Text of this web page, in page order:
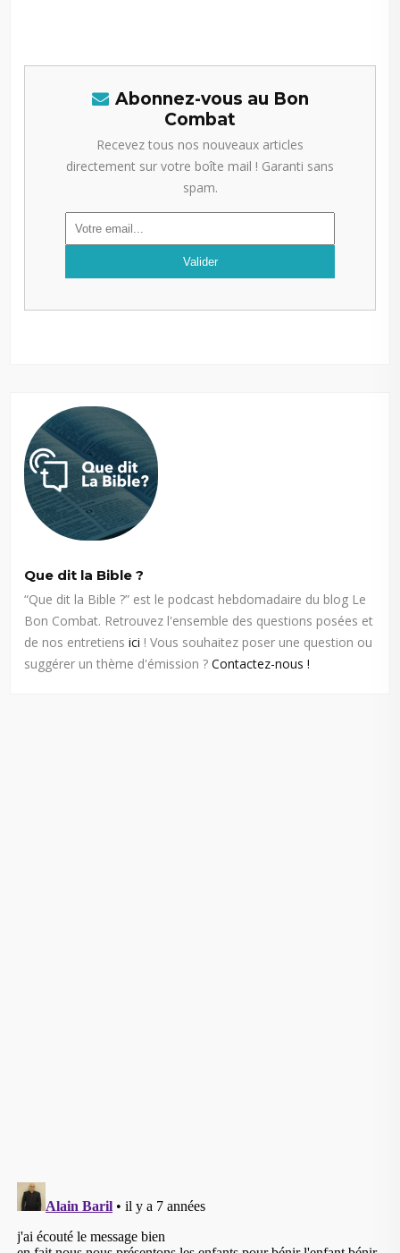
Abonnez-vous au Bon
Combat
Recevez tous nos nouveaux articles
directement sur votre boîte mail ! Garanti sans
spam.
Que dit la Bible ?
“Que dit la Bible ?” est le podcast hebdomadaire du blog Le
Bon Combat. Retrouvez l'ensemble des questions posées et
de nos entretiensici ! Vous souhaitez poser une question ou
suggérer un thème d'émission ?Contactez-nous !